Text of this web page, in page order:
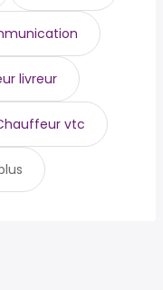
livreur
vtc